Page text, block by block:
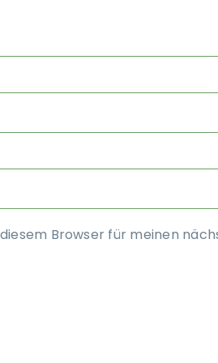
Browser für meinen